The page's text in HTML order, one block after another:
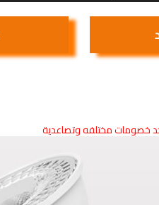
خصومات مختلفه وتصاعدية